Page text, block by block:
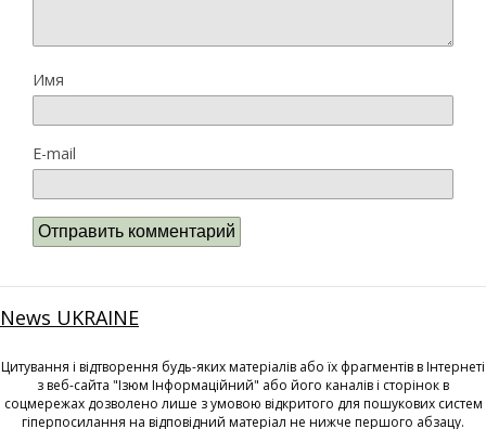
Имя
E-mail
News UKRAINE
Цитування і відтворення будь-яких матеріалів або їх фрагментів в Інтернеті
з веб-сайта "Ізюм Інформаційний" або його каналів і сторінок в
соцмережах дозволено лише з умовою відкритого для пошукових систем
гіперпосилання на відповідний матеріал не нижче першого абзацу.